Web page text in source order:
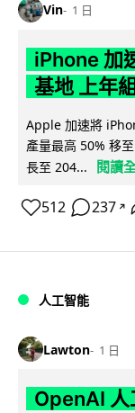
Vin 1 日
iPhone 加
基地 上年
Apple 加速將
產量最高 50% 移
長至 204...
閱讀
512 237 ↗
人工智能
Lawton 1 日
OpenAI 人